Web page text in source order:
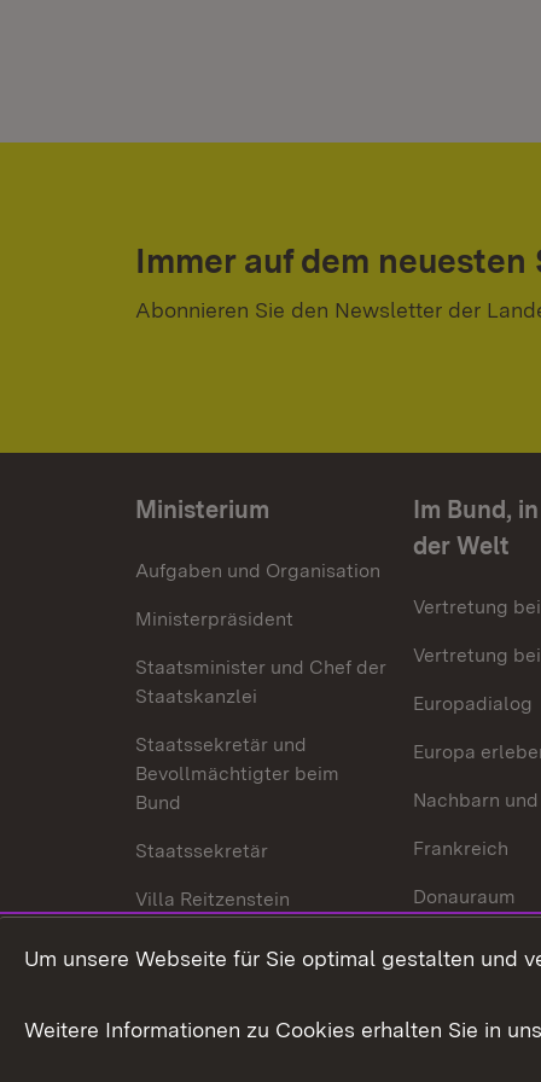
Immer auf dem neuesten
Abonnieren Sie den Newsletter der
Ministerium
Aufgaben und Organisation
Ministerpräsident
Staatsminister und Chef der
Staatskanzlei
Staatssekretär und
Bevollmächtigter beim
Bund
Staatssekretär
Villa Reitzenstein
Kontakt und Anfahrt
Im Bund,
der Welt
Vertretung
Vertretung
Europadialog
Europa
Nachbarn
Frankreich
Donauraum
Dynamischer
Welt
Um unsere Webseite für Sie optimal gestalten und
Weitere Informationen zu Cookies erhalten Sie in